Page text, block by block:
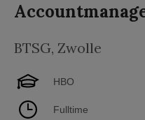
BTSG, Zwolle
HBO
Fulltime